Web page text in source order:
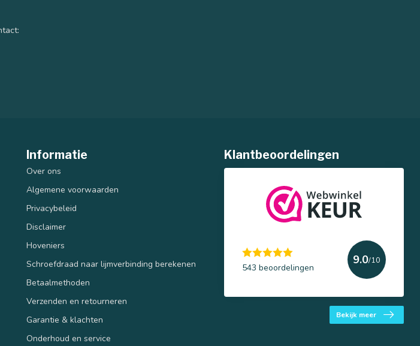
Informatie
Over ons
Algemene voorwaarden
Privacybeleid
Disclaimer
Hoveniers
Schroefdraad naar lijmverbinding berekenen
Betaalmethoden
Verzenden en retourneren
Garantie & klachten
Onderhoud en service
Klantbeoordelingen
543 beoordelingen
9.0/10
Bekijk meer